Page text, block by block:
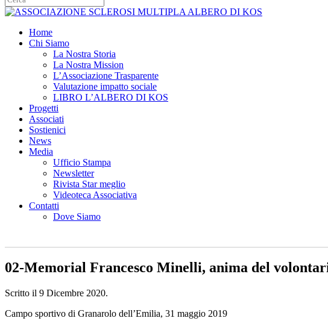
Home
Chi Siamo
La Nostra Storia
La Nostra Mission
L’Associazione Trasparente
Valutazione impatto sociale
LIBRO L’ALBERO DI KOS
Progetti
Associati
Sostienici
News
Media
Ufficio Stampa
Newsletter
Rivista Star meglio
Videoteca Associativa
Contatti
Dove Siamo
02-Memorial Francesco Minelli, anima del
Scritto il 9 Dicembre 2020.
Campo sportivo di Granarolo dell’Emilia, 31 maggio 2019